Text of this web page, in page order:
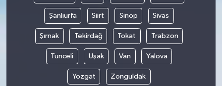
Şanlıurfa Siirt Sinop Sivas
Şırnak Tekirdağ Tokat Trabzon
Tunceli Uşak Van Yalova
Yozgat Zonguldak